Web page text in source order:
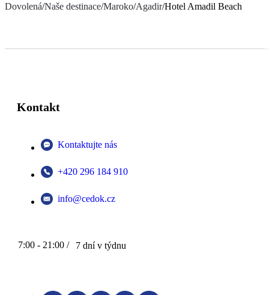
Dovolená/Naše destinace/Maroko/Agadir/Hotel Amadil Beach
Kontakt
Kontaktujte nás
+420 296 184 910
info@cedok.cz
7:00 - 21:00 / 7 dní v týdnu